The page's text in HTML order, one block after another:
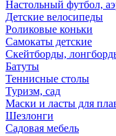
Настольный футбол,
Детские велосипеды
Роликовые коньки
Самокаты детские
Скейтборды,
Батуты
Теннисные столы
Туризм, сад
Маски и ласты для
Шезлонги
Садовая мебель